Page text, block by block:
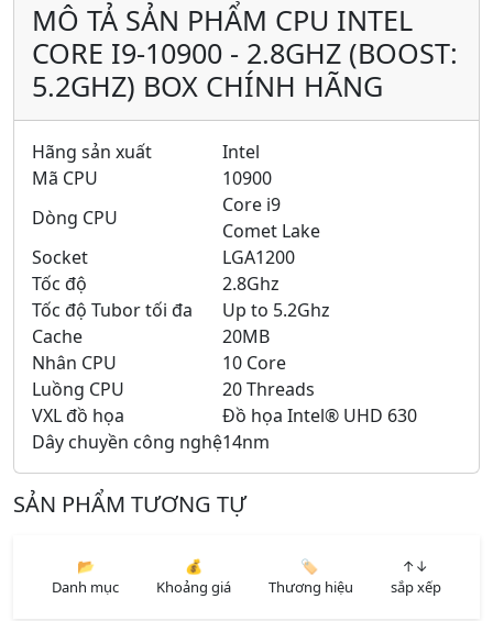
MÔ TẢ SẢN PHẨM CPU INTEL
CORE I9-10900 - 2.8GHZ (BOOST:
5.2GHZ) BOX CHÍNH HÃNG
Hãng sản xuất
Intel
Mã CPU
10900
Dòng CPU
Core i9
Comet Lake
Socket
LGA1200
Tốc độ
2.8Ghz
Tốc độ Tubor tối đa
Up to 5.2Ghz
Cache
20MB
Nhân CPU
10 Core
Luồng CPU
20 Threads
VXL đồ họa
Đồ họa Intel® UHD 630
Dây chuyền công nghệ14nm
SẢN PHẨM TƯƠNG TỰ
📂
Danh mục
💰
Khoảng giá
🏷️
Thương hiệu
↑↓
sắp xếp